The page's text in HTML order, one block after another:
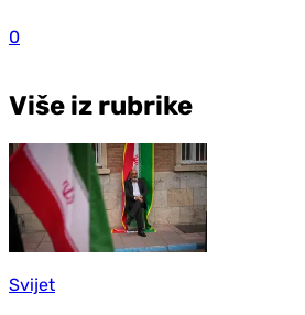
0
Više iz rubrike
Svijet